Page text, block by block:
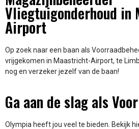
Vliegtuigonderhoud in
Airport
Op zoek naar een baan als
vrijgekomen in Maastricht-Airport, te
nog en verzeker jezelf van de baan!
Ga aan de slag als
Olympia heeft jou veel te bieden. Bekijk